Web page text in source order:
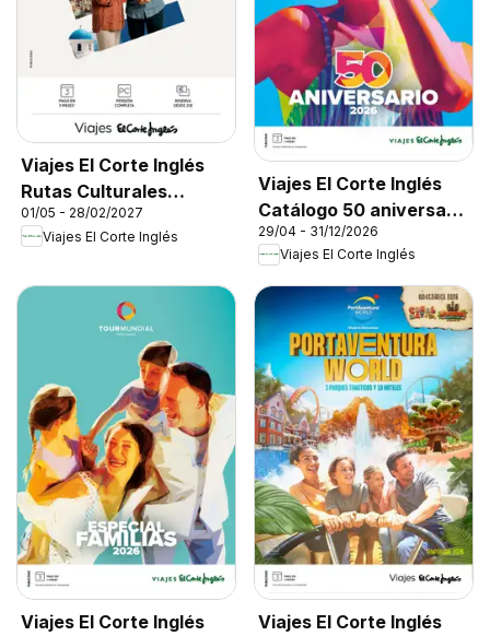
Viajes El Corte Inglés
Rutas Culturales
Cantabria
01/05 - 28/02/2027
Viajes El Corte Inglés
Viajes El Corte Inglés
Catálogo 50 aniversario
Tourmundial
29/04 - 31/12/2026
Viajes El Corte Inglés
Viajes El Corte Inglés Viajes El Corte Inglés